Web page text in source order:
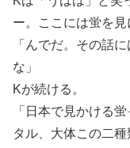
ー。ここには蛍を見
「んでだ。その話
な」
Kが続ける。
「日本で見かける
タル、大体この二種